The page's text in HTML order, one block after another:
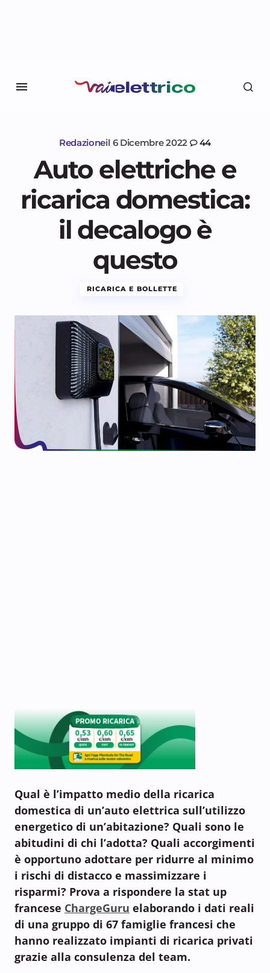
Redazioneil 6 Dicembre 2022 44
Auto elettriche e
ricarica domestica:
il decalogo è
questo
RICARICA E BOLLETTE
Qual è l’impatto medio della ricarica
domestica di un’auto elettrica sull’utilizzo
energetico di un’abitazione? Quali sono le
abitudini di chi l’adotta? Quali accorgimenti
è opportuno adottare per ridurre al minimo
i rischi di distacco e massimizzare i
risparmi? Prova a rispondere la stat up
francese ChargeGuru elaborando i dati reali
di una gruppo di 67 famiglie francesi che
hanno realizzato impianti di ricarica privati
grazie alla consulenza del team.